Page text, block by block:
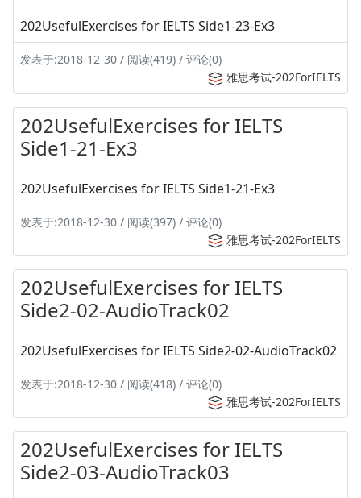
202UsefulExercises for IELTS Side1-23-Ex3
发表于:2018-12-30 / 阅读(419) / 评论(0)
雅思考试-202ForIELTS
202UsefulExercises for IELTS
Side1-21-Ex3
202UsefulExercises for IELTS Side1-21-Ex3
发表于:2018-12-30 / 阅读(397) / 评论(0)
雅思考试-202ForIELTS
202UsefulExercises for IELTS
Side2-02-AudioTrack02
202UsefulExercises for IELTS Side2-02-AudioTrack02
发表于:2018-12-30 / 阅读(418) / 评论(0)
雅思考试-202ForIELTS
202UsefulExercises for IELTS
Side2-03-AudioTrack03